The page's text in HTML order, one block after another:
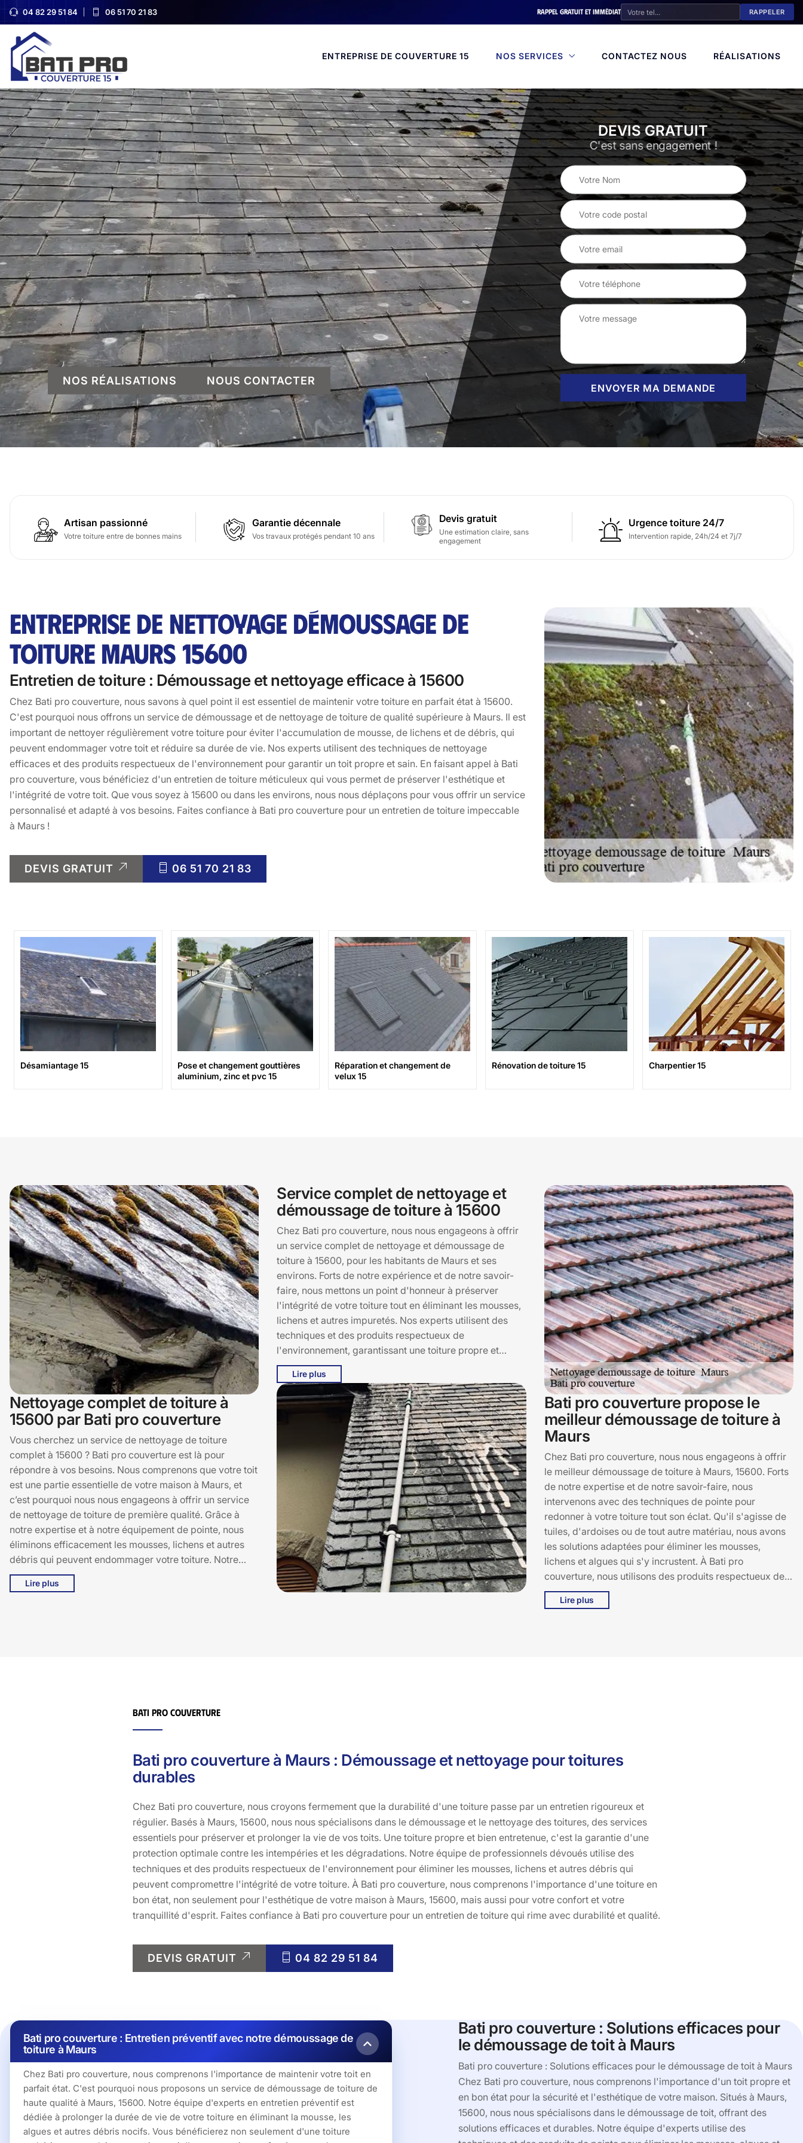
04 82 29 51 84 06 51 70 21 83 Rappel gratuit et immédiat
ENTREPRISE DE COUVERTURE 15 NOS SERVICES CONTACTEZ NOUS RÉALISATIONS
NOS RÉALISATIONS NOUS CONTACTER
DEVIS GRATUIT
C'est sans engagement !
Artisan passionné
Votre toiture entre de bonnes mains
Garantie décennale
Vos travaux protégés pendant 10 ans
Devis gratuit
Une estimation claire, sans
engagement
Urgence toiture 24/7
Intervention rapide, 24h/24 et 7j/7
ENTREPRISE DE NETTOYAGE DÉMOUSSAGE DE
TOITURE MAURS 15600
Entretien de toiture : Démoussage et nettoyage efficace à 15600
Chez Bati pro couverture, nous savons à quel point il est essentiel de maintenir votre toiture en parfait état à 15600.
C'est pourquoi nous offrons un service de démoussage et de nettoyage de toiture de qualité supérieure à Maurs. Il est
important de nettoyer régulièrement votre toiture pour éviter l'accumulation de mousse, de lichens et de débris, qui
peuvent endommager votre toit et réduire sa durée de vie. Nos experts utilisent des techniques de nettoyage
efficaces et des produits respectueux de l'environnement pour garantir un toit propre et sain. En faisant appel à Bati
pro couverture, vous bénéficiez d'un entretien de toiture méticuleux qui vous permet de préserver l'esthétique et
l'intégrité de votre toit. Que vous soyez à 15600 ou dans les environs, nous nous déplaçons pour vous offrir un service
personnalisé et adapté à vos besoins. Faites confiance à Bati pro couverture pour un entretien de toiture impeccable
à Maurs !
DEVIS GRATUIT 06 51 70 21 83
Désamiantage 15
Pose et changement gouttières
aluminium, zinc et pvc 15
Réparation et changement de
velux 15
Rénovation de toiture 15 Charpentier 15
Nettoyage complet de toiture à
15600 par Bati pro couverture
Vous cherchez un service de nettoyage de toiture
complet à 15600 ? Bati pro couverture est là pour
répondre à vos besoins. Nous comprenons que votre toit
est une partie essentielle de votre maison à Maurs, et
c’est pourquoi nous nous engageons à offrir un service
de nettoyage de toiture de première qualité. Grâce à
notre expertise et à notre équipement de pointe, nous
éliminons efficacement les mousses, lichens et autres
débris qui peuvent endommager votre toiture. Notre
équipe dévouée à Bati pro couverture veille à ce que
chaque recoin de votre toit soit impeccablement propre,
Lire plus
Service complet de nettoyage et
démoussage de toiture à 15600
Chez Bati pro couverture, nous nous engageons à offrir
un service complet de nettoyage et démoussage de
toiture à 15600, pour les habitants de Maurs et ses
environs. Forts de notre expérience et de notre savoir-
faire, nous mettons un point d'honneur à préserver
l'intégrité de votre toiture tout en éliminant les mousses,
lichens et autres impuretés. Nos experts utilisent des
techniques et des produits respectueux de
l'environnement, garantissant une toiture propre et
durable. Avec Bati pro couverture, vous bénéficiez d'un
diagnostic personnalisé et d'un service de haute qualité.
Que vous ayez besoin d'un nettoyage en profondeur ou
d'un démoussage régulier, nous sommes à votre service
pour assurer la longévité et l'esthétique de votre toiture.
Nous sommes fiers de contribuer à la beauté et à la
protection des habitations de Maurs et de ses alentours.
Faites confiance à Bati pro couverture pour un toit
impeccable et sans souci à 15600.
Lire plus
Bati pro couverture propose le
meilleur démoussage de toiture à
Maurs
Chez Bati pro couverture, nous nous engageons à offrir
le meilleur démoussage de toiture à Maurs, 15600. Forts
de notre expertise et de notre savoir-faire, nous
intervenons avec des techniques de pointe pour
redonner à votre toiture tout son éclat. Qu'il s'agisse de
tuiles, d'ardoises ou de tout autre matériau, nous avons
les solutions adaptées pour éliminer les mousses,
lichens et algues qui s'y incrustent. À Bati pro
couverture, nous utilisons des produits respectueux de
l'environnement, garantissant ainsi la préservation de
votre toiture tout en respectant notre planète. Nos
Lire plus
Bati pro couverture
Bati pro couverture à Maurs : Démoussage et nettoyage pour toitures
durables
Chez Bati pro couverture, nous croyons fermement que la durabilité d'une toiture passe par un entretien rigoureux et
régulier. Basés à Maurs, 15600, nous nous spécialisons dans le démoussage et le nettoyage des toitures, des services
essentiels pour préserver et prolonger la vie de vos toits. Une toiture propre et bien entretenue, c'est la garantie d'une
protection optimale contre les intempéries et les dégradations. Notre équipe de professionnels dévoués utilise des
techniques et des produits respectueux de l'environnement pour éliminer les mousses, lichens et autres débris qui
peuvent compromettre l'intégrité de votre toiture. À Bati pro couverture, nous comprenons l'importance d'une toiture en
bon état, non seulement pour l'esthétique de votre maison à Maurs, 15600, mais aussi pour votre confort et votre
tranquillité d'esprit. Faites confiance à Bati pro couverture pour un entretien de toiture qui rime avec durabilité et qualité.
DEVIS GRATUIT 04 82 29 51 84
Bati pro couverture : Entretien préventif avec notre démoussage de
toiture à Maurs
Chez Bati pro couverture, nous comprenons l'importance de maintenir votre toit en
parfait état. C'est pourquoi nous proposons un service de démoussage de toiture de
haute qualité à Maurs, 15600. Notre équipe d'experts en entretien préventif est
dédiée à prolonger la durée de vie de votre toiture en éliminant la mousse, les
algues et autres débris nocifs. Vous bénéficierez non seulement d'une toiture
Bati pro couverture : Solutions efficaces pour
le démoussage de toit à Maurs
Bati pro couverture : Solutions efficaces pour le démoussage de toit à Maurs
Chez Bati pro couverture, nous comprenons l'importance d'un toit propre et
en bon état pour la sécurité et l'esthétique de votre maison. Situés à Maurs,
15600, nous nous spécialisons dans le démoussage de toit, offrant des
solutions efficaces et durables. Notre équipe d'experts utilise des